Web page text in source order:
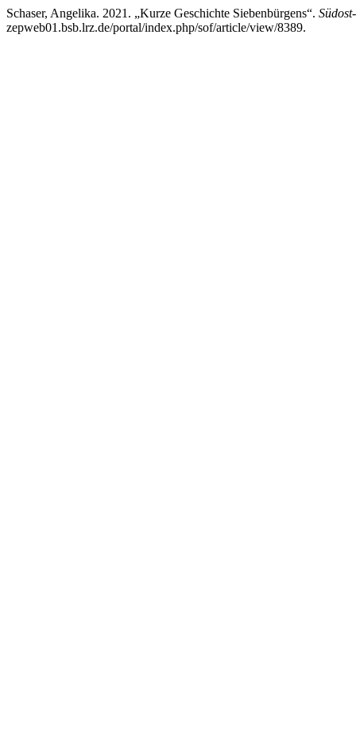
Schaser, Angelika. 2021. „Kurze Geschichte Siebenbürgens“.
zepweb01.bsb.lrz.de/portal/index.php/sof/article/view/8389.